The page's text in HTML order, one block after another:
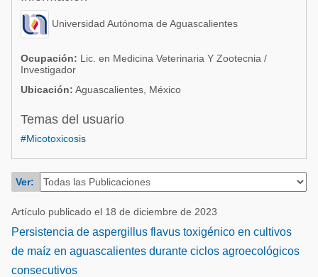
Acuacultura
Micotoxinas
Avicultura
Porcicultura
Balanceados - Piensos
Comunidades en portugués
Avicultura
Porcicultura
Ganadería
Universidad Autónoma de Aguascalientes
Ocupación: Lic. en Medicina Veterinaria Y Zootecnia /
Investigador
Ubicación: Aguascalientes, México
Temas del usuario
#Micotoxicosis
Ver:
Artículo publicado el 18 de diciembre de 2023
Persistencia de aspergillus flavus toxigénico en cultivos
de maíz en aguascalientes durante ciclos agroecológicos
consecutivos